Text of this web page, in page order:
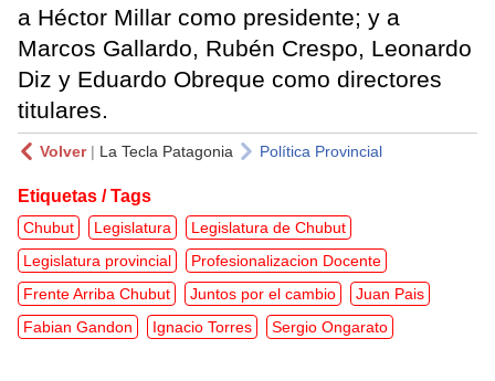
a Héctor Millar como presidente; y a
Marcos Gallardo, Rubén Crespo, Leonardo
Diz y Eduardo Obreque como directores
titulares.
Volver| La Tecla Patagonia Política Provincial
Etiquetas / Tags
Chubut Legislatura
Legislatura de Chubut
Legislatura provincial
Profesionalizacion Docente
Frente Arriba Chubut
Juntos por el cambio
Juan Pais
Fabian Gandon
Ignacio Torres Sergio Ongarato